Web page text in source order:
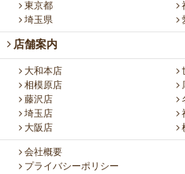
東京都
埼玉県
店舗案内
大和本店
相模原店
藤沢店
埼玉店
大阪店
会社概要
プライバシーポリシー